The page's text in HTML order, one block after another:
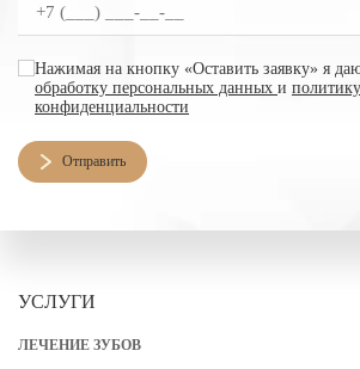
согласие на обработку персональных
Нажимая на кнопку «Оставить заявку» я
обработку персональных данных и политику
конфиденциальности
Отправить
УСЛУГИ
ЛЕЧЕНИЕ ЗУБОВ